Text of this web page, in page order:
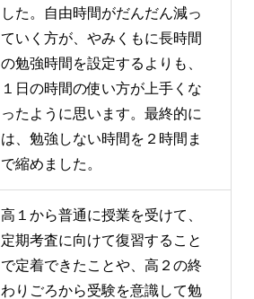
した。自由時間がだんだん減っ
ていく方が、やみくもに長時間
の勉強時間を設定するよりも、
１日の時間の使い方が上手くな
ったように思います。最終的に
は、勉強しない時間を２時間ま
で縮めました。
高１から普通に授業を受けて、
定期考査に向けて復習すること
で定着できたことや、高２の終
わりごろから受験を意識して勉